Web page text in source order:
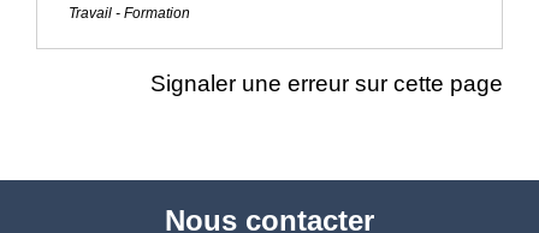
Travail - Formation
Signaler une erreur sur cette page
Nous contacter